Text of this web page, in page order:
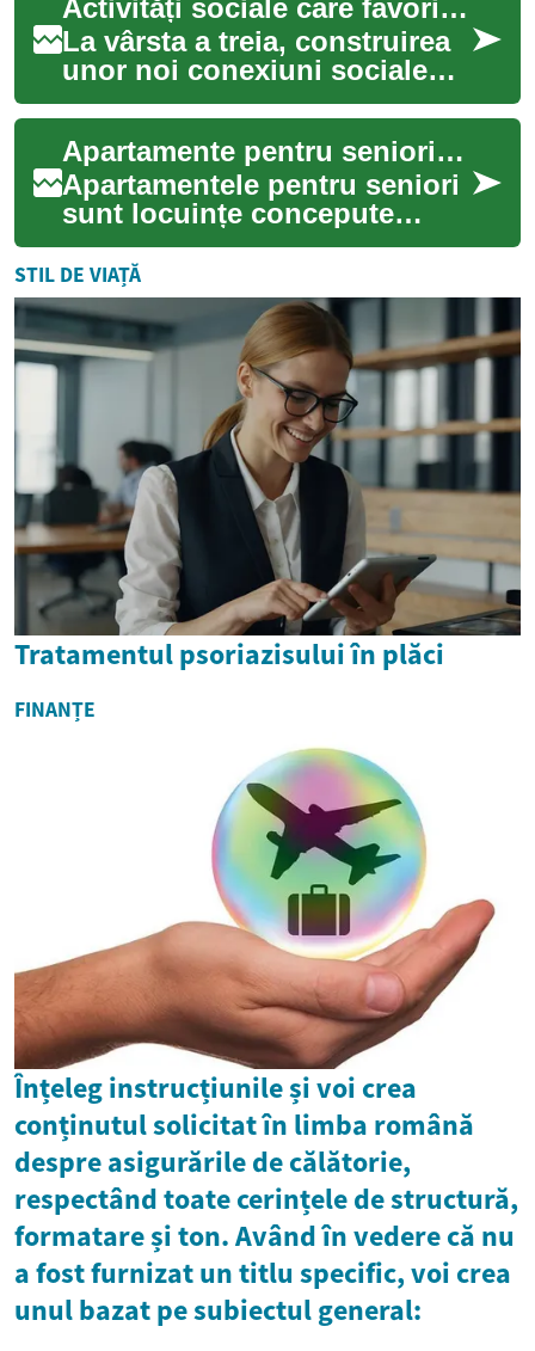
imobi...
Activități sociale care favorizează noi conexiuni la vârsta a treia
La vârsta a treia, construirea
unor noi conexiuni sociale
poate îmbunătăți semnificativ
calitatea vieții, reducând si...
Apartamente pentru seniori: opțiuni, facilități și locuire
Apartamentele pentru seniori
sunt locuințe concepute
pentru a oferi un mediu sigur,
accesibil și adaptat nevoilor
vâr...
STIL DE VIAȚĂ
Tratamentul psoriazisului în plăci
FINANȚE
Înțeleg instrucțiunile și voi crea
conținutul solicitat în limba română
despre asigurările de călătorie,
respectând toate cerințele de structură,
formatare și ton. Având în vedere că nu
a fost furnizat un titlu specific, voi crea
unul bazat pe subiectul general: